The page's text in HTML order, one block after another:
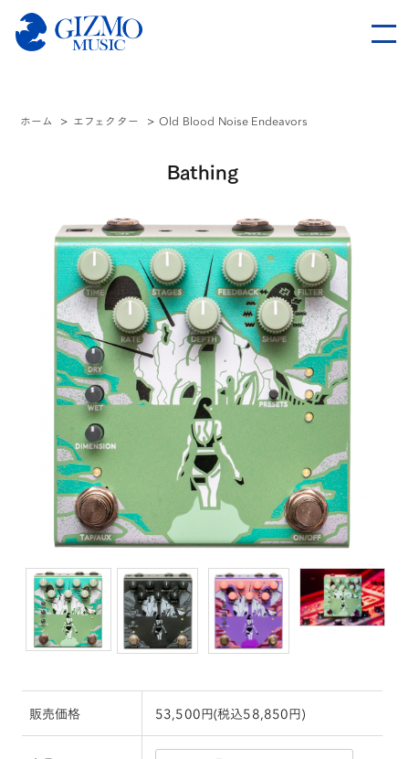
ホーム > エフェクター > Old Blood Noise Endeavors
Bathing
販売価格 53,500円(税込58,850円)